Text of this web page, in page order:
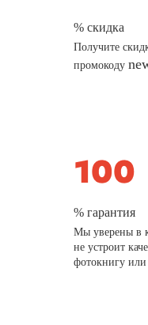
% скидка
Получите
промокоду
% гарантия
Мы уверены в
не устроит
фотокнигу